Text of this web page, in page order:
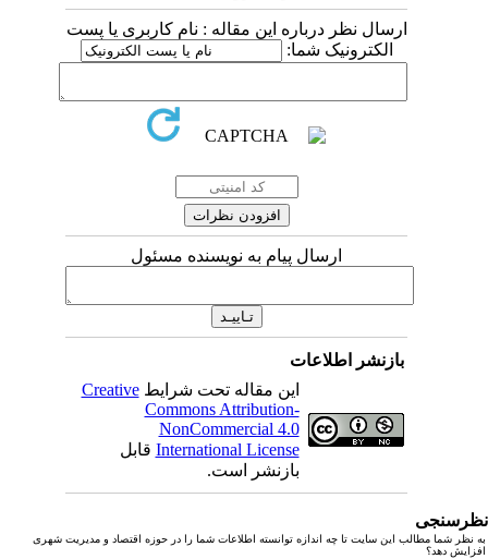
ارسال نظر درباره این مقاله : نام کاربری یا پست
الکترونیک شما:
ارسال پیام به نویسنده مسئول
بازنشر اطلاعات
این مقاله تحت شرایطCreative
Commons Attribution-
NonCommercial 4.0
International Licenseقابل
بازنشر است.
نظر شما مطالب این سایت تا چه اندازه توانسته اطلاعات شما را در حوزه اقتصاد و مدیریت شهری
دهد؟